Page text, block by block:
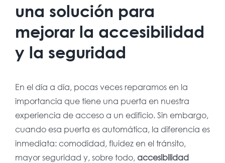
una solución para
mejorar la accesibilidad
y la seguridad
En el día a día, pocas veces reparamos en la
importancia que tiene una puerta en nuestra
experiencia de acceso a un edificio. Sin embargo,
cuando esa puerta es automática, la diferencia es
inmediata: comodidad, fluidez en el tránsito,
mayor seguridad y, sobre todo, accesibilidad